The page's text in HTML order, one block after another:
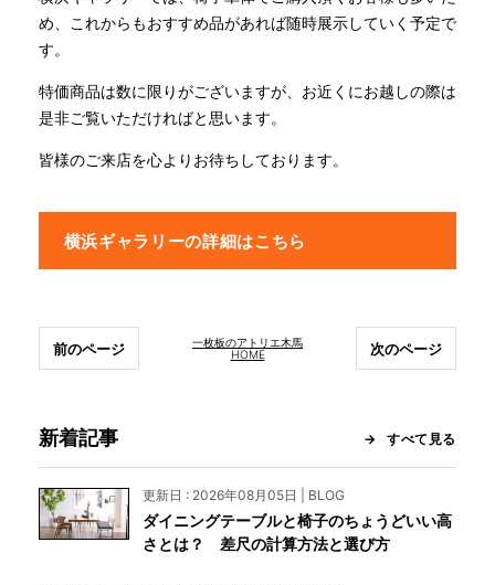
め、これからもおすすめ品があれば随時展示していく予定で
す。
特価商品は数に限りがございますが、お近くにお越しの際は
是非ご覧いただければと思います。
皆様のご来店を心よりお待ちしております。
横浜ギャラリーの詳細はこちら
一枚板のアトリエ木馬
HOME
前のページ 次のページ
新着記事 すべて見る
更新日 : 2026年08月05日 | BLOG
ダイニングテーブルと椅子のちょうどいい高
さとは？ 差尺の計算方法と選び方